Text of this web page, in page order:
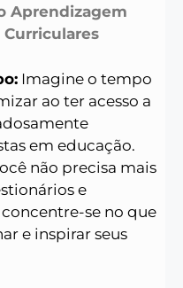
Aprendizagem
Imagine o tempo
ao ter acesso a
em educação.
não precisa mais
e
se no que
e inspirar seus